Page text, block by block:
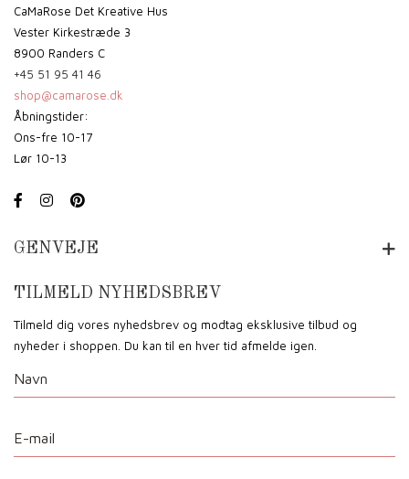
CaMaRose Det Kreative Hus
Vester Kirkestræde 3
8900 Randers C
+45 51 95 41 46
shop@camarose.dk
Åbningstider:
Ons-fre 10-17
Lør 10-13
GENVEJE
TILMELD NYHEDSBREV
Tilmeld dig vores nyhedsbrev og modtag eksklusive tilbud og
nyheder i shoppen. Du kan til en hver tid afmelde igen.